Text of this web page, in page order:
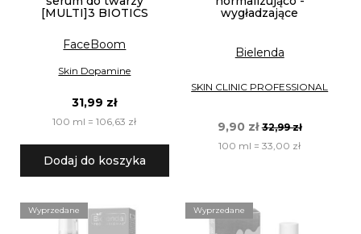
[MULTI]3 BIOTICS
FaceBoom
Skin Dopamine
31,99 zł
100 ml = 106,63 zł
Dodaj do koszyka
wygładzające
Bielenda
SKIN CLINIC PROFESSIONAL
9,90 zł 32,99 zł
100 ml = 33,00 zł
Wyprzedane Wyprzedane